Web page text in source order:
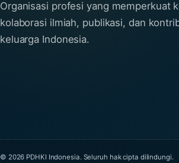
Organisasi profesi yang memperkuat
kolaborasi ilmiah, publikasi, dan
keluarga Indonesia.
© 2026 PDHKI Indonesia. Seluruh hak cipta dilindungi.